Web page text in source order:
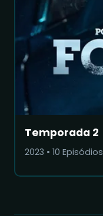
Temporada 2
2023 • 10 Episódios